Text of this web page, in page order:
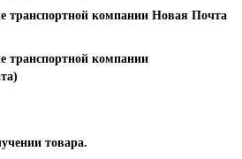
транспортной компании Новая Почта
транспортной компании
товара.